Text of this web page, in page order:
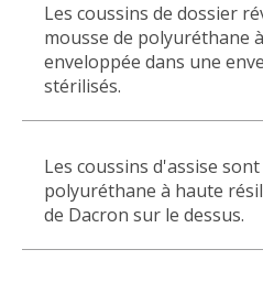
Les coussins de dossier
mousse de polyuréthane
enveloppée dans une
stérilisés.
Les coussins d'assise
polyuréthane à haute
de Dacron sur le dessus.